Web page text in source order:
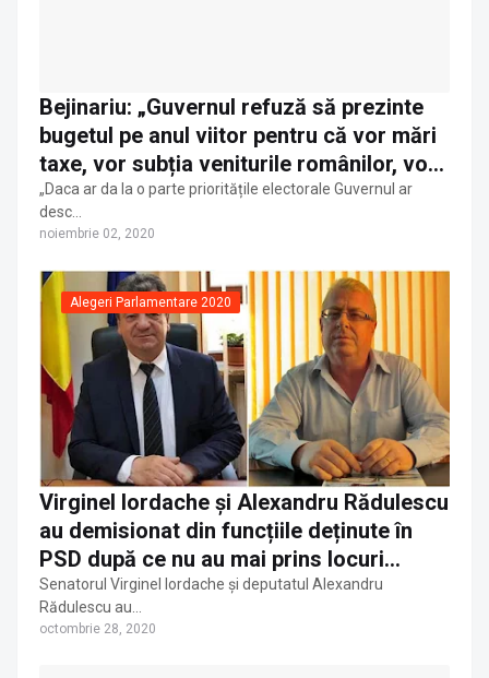
Bejinariu: „Guvernul refuză să prezinte
bugetul pe anul viitor pentru că vor mări
taxe, vor subția veniturile românilor, vor
implementa austeritatea ucigătoare pe
care guvernele de dreapta au mai
aplicat-o românilor”
„Daca ar da la o parte prioritățile electorale Guvernul ar
desc…
noiembrie 02, 2020
Alegeri Parlamentare 2020
Virginel Iordache și Alexandru Rădulescu
au demisionat din funcțiile deținute în
PSD după ce nu au mai prins locuri
eligibile pe listele de candidați pentru
alegerile parlamentare
Senatorul Virginel Iordache și deputatul Alexandru
Rădulescu au…
octombrie 28, 2020